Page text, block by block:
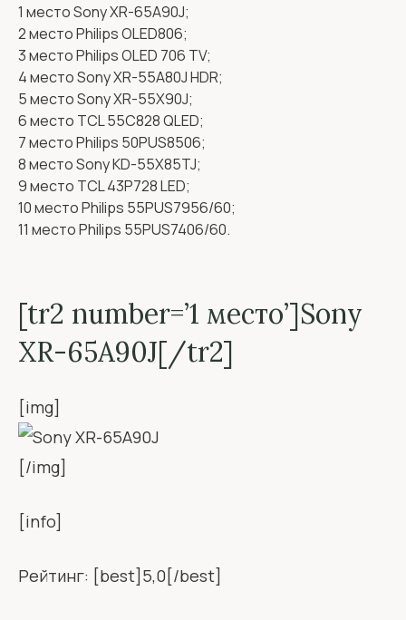
1 место Sony XR-65A90J;
2 место Philips OLED806;
3 место Philips OLED 706 TV;
4 место Sony XR-55A80J HDR;
5 место Sony XR-55X90J;
6 место TCL 55C828 QLED;
7 место Philips 50PUS8506;
8 место Sony KD-55X85TJ;
9 место TCL 43P728 LED;
10 место Philips 55PUS7956/60;
11 место Philips 55PUS7406/60.
[tr2 number=’1 место’]Sony
XR-65A90J[/tr2]
[img]
[/img]
[info]
Рейтинг: [best]5,0[/best]